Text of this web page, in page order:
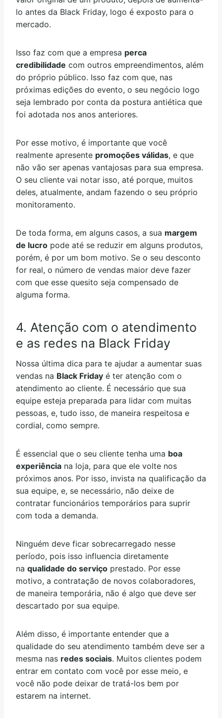
lo antes da Black Friday, logo é exposto para o
mercado.
Isso faz com que a empresa perca
credibilidade com outros empreendimentos, além
do próprio público. Isso faz com que, nas
próximas edições do evento, o seu negócio logo
seja lembrado por conta da postura antiética que
foi adotada nos anos anteriores.
Por esse motivo, é importante que você
realmente apresente promoções válidas, e que
não vão ser apenas vantajosas para sua empresa.
O seu cliente vai notar isso, até porque, muitos
deles, atualmente, andam fazendo o seu próprio
monitoramento.
De toda forma, em alguns casos, a sua margem
de lucro pode até se reduzir em alguns produtos,
porém, é por um bom motivo. Se o seu desconto
for real, o número de vendas maior deve fazer
com que esse quesito seja compensado de
alguma forma.
4. Atenção com o atendimento
e as redes na Black Friday
Nossa última dica para te ajudar a aumentar suas
vendas na Black Friday é ter atenção com o
atendimento ao cliente. É necessário que sua
equipe esteja preparada para lidar com muitas
pessoas, e, tudo isso, de maneira respeitosa e
cordial, como sempre.
É essencial que o seu cliente tenha uma boa
experiência na loja, para que ele volte nos
próximos anos. Por isso, invista na qualificação da
sua equipe, e, se necessário, não deixe de
contratar funcionários temporários para suprir
com toda a demanda.
Ninguém deve ficar sobrecarregado nesse
período, pois isso influencia diretamente
na qualidade do serviço prestado. Por esse
motivo, a contratação de novos colaboradores,
de maneira temporária, não é algo que deve ser
descartado por sua equipe.
Além disso, é importante entender que a
qualidade do seu atendimento também deve ser a
mesma nas redes sociais. Muitos clientes podem
entrar em contato com você por esse meio, e
você não pode deixar de tratá-los bem por
estarem na internet.